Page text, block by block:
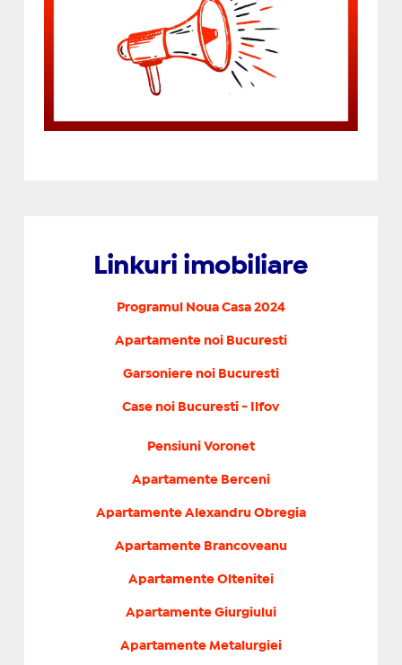
Linkuri imobiliare
Programul Noua Casa 2024
Apartamente noi Bucuresti
Garsoniere noi Bucuresti
Case noi Bucuresti - Ilfov
Pensiuni Voronet
Apartamente Berceni
Apartamente Alexandru Obregia
Apartamente Brancoveanu
Apartamente Oltenitei
Apartamente Giurgiului
Apartamente Metalurgiei